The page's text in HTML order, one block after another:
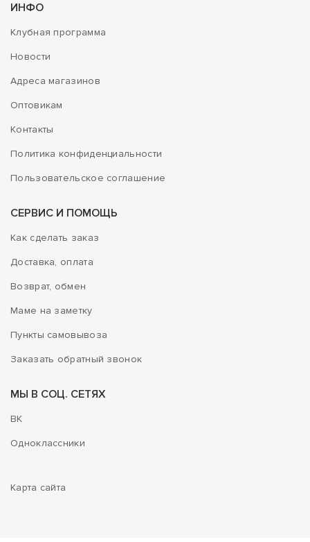
ИНФО
Клубная программа
Новости
Адреса магазинов
Оптовикам
Контакты
Политика конфиденциальности
Пользовательское соглашение
СЕРВИС И ПОМОЩЬ
Как сделать заказ
Доставка, оплата
Возврат, обмен
Маме на заметку
Пункты самовывоза
Заказать обратный звонок
МЫ В СОЦ. СЕТЯХ
ВК
Одноклассники
Карта сайта